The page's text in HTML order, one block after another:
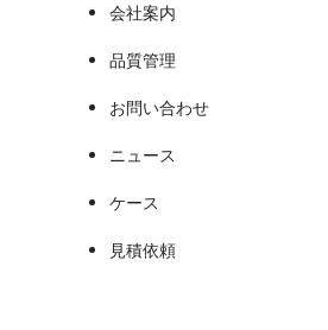
会社案内
品質管理
お問い合わせ
ニュース
ケース
見積依頼